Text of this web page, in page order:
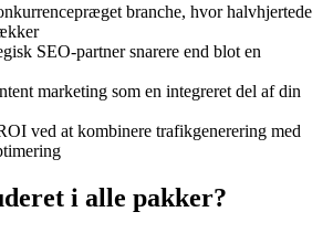
branche, hvor halvhjertede
SEO-partner snarere end blot en
marketing som en integreret del af din
ved at kombinere trafikgenerering med
i alle pakker?